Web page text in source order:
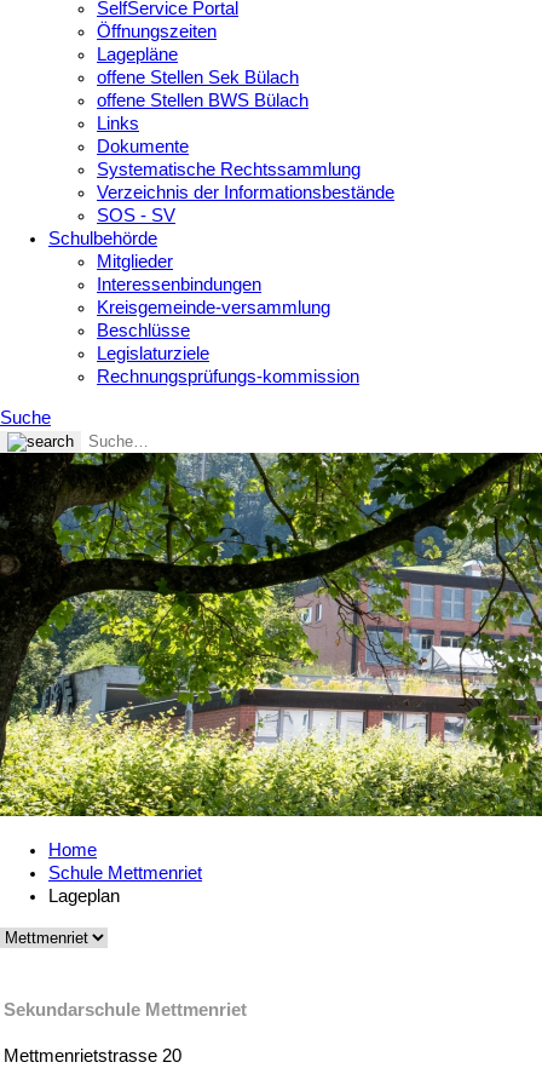
SelfService Portal
Öffnungszeiten
Lagepläne
offene Stellen Sek Bülach
offene Stellen BWS Bülach
Links
Dokumente
Systematische Rechtssammlung
Verzeichnis der Informationsbestände
SOS - SV
Schulbehörde
Mitglieder
Interessenbindungen
Kreisgemeinde-versammlung
Beschlüsse
Legislaturziele
Rechnungsprüfungs-kommission
Suche
Home
Schule Mettmenriet
Lageplan
Sekundarschule Mettmenriet
Mettmenrietstrasse 20